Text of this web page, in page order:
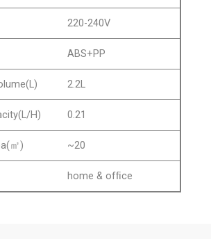
220-240V
ABS+PP
2.2L
H) 0.21
㎡) ~20
home & ofﬁce